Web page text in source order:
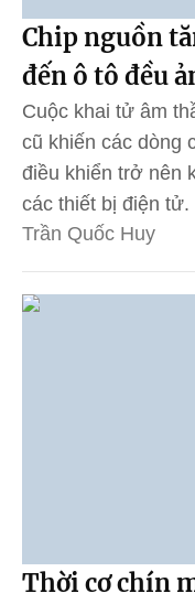
Chip nguồn
đến ô tô đều
Cuộc khai tử âm
cũ khiến các dòng
điều khiển trở nên
các thiết bị điện tử.
Trần Quốc Huy
Thời cơ chín